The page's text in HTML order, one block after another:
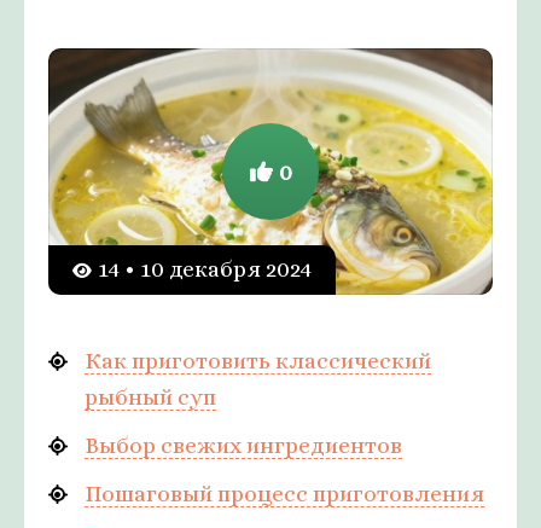
14 • 10 декабря 2024
0
Как приготовить классический
рыбный суп
Выбор свежих ингредиентов
Пошаговый процесс приготовления